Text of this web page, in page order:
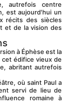
autrefois centre
est aujourd'hui un
récits des siècles
et de la vision des
cet édifice vieux de
abritant autrefois
servi de lieu de
romaine à